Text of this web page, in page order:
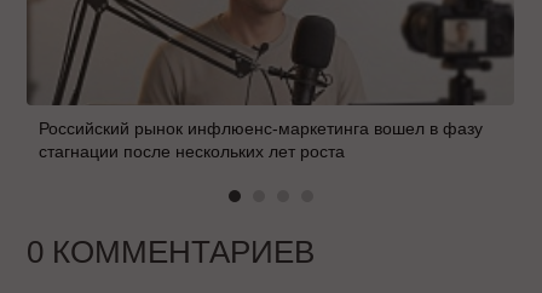
Российский рынок инфлюенс-маркетинга вошел в фазу
стагнации после нескольких лет роста
0 КОММЕНТАРИЕВ